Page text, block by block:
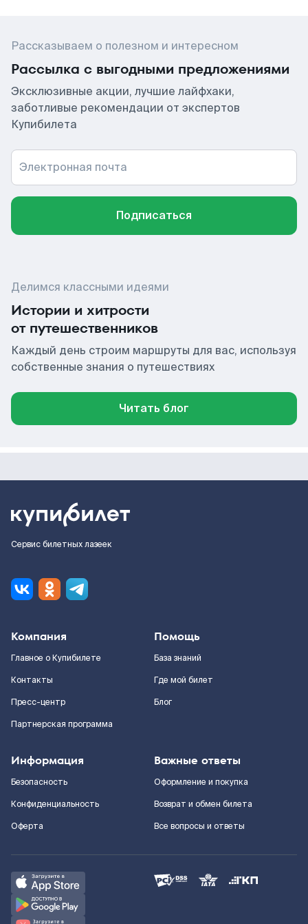
Рассказываем о полезном и интересном
Рассылка с выгодными предложениями
Эксклюзивные акции, лучшие лайфхаки,
заботливые рекомендации от экспертов
Купибилета
Электронная почта
Подписаться
Делимся классными идеями
Истории и хитрости
от путешественников
Каждый день строим маршруты для вас, используя
собственные знания о путешествиях
Читать блог
Сервис билетных лазеек
Компания
Главное о Купибилете
Контакты
Пресс-центр
Партнерская программа
Помощь
База знаний
Где мой билет
Блог
Информация
Безопасность
Конфиденциальность
Оферта
Важные ответы
Оформление и покупка
Возврат и обмен билета
Все вопросы и ответы